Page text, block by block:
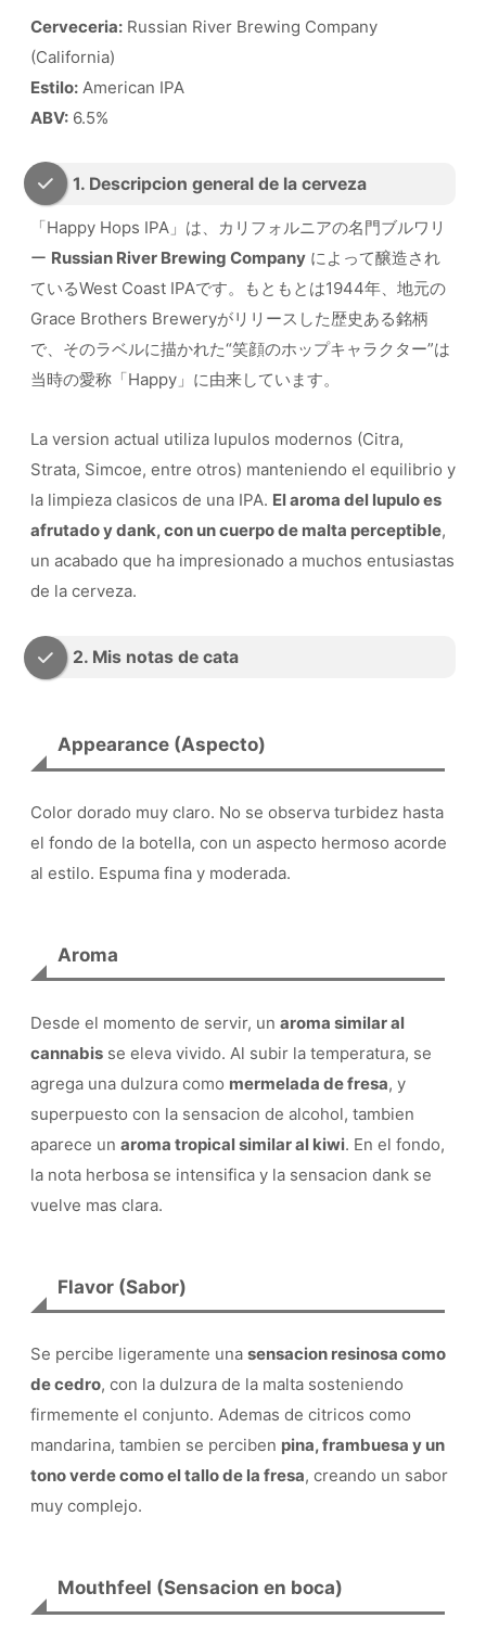
Cerveceria: Russian River Brewing Company
(California)
Estilo: American IPA
ABV: 6.5%
1. Descripcion general de la cerveza
「Happy Hops IPA」は、カリフォルニアの名門ブルワリ
ー Russian River Brewing Company によって醸造され
ているWest Coast IPAです。もともとは1944年、地元の
Grace Brothers Breweryがリリースした歴史ある銘柄
で、そのラベルに描かれた“笑顔のホップキャラクター”は
当時の愛称「Happy」に由来しています。
La version actual utiliza lupulos modernos (Citra,
Strata, Simcoe, entre otros) manteniendo el equilibrio y
la limpieza clasicos de una IPA. El aroma del lupulo es
afrutado y dank, con un cuerpo de malta perceptible,
un acabado que ha impresionado a muchos entusiastas
de la cerveza.
2. Mis notas de cata
Appearance (Aspecto)
Color dorado muy claro. No se observa turbidez hasta
el fondo de la botella, con un aspecto hermoso acorde
al estilo. Espuma fina y moderada.
Aroma
Desde el momento de servir, un aroma similar al
cannabis se eleva vivido. Al subir la temperatura, se
agrega una dulzura como mermelada de fresa, y
superpuesto con la sensacion de alcohol, tambien
aparece un aroma tropical similar al kiwi. En el fondo,
la nota herbosa se intensifica y la sensacion dank se
vuelve mas clara.
Flavor (Sabor)
Se percibe ligeramente una sensacion resinosa como
de cedro, con la dulzura de la malta sosteniendo
firmemente el conjunto. Ademas de citricos como
mandarina, tambien se perciben pina, frambuesa y un
tono verde como el tallo de la fresa, creando un sabor
muy complejo.
Mouthfeel (Sensacion en boca)